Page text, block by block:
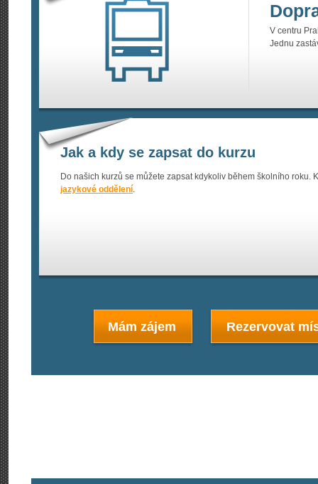
V centru
Jednu
Jak a kdy se zapsat do kurzu
Do našich kurzů se můžete zapsat kdykoliv během školního roku.
jazykové oddělení.
Mám zájem Rezervovat